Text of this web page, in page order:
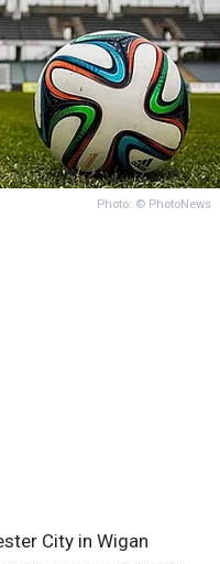
Photo: © PhotoNews
City in Wigan